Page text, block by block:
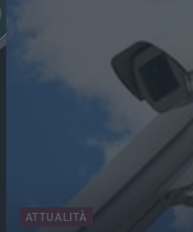
ATTUALITÀ